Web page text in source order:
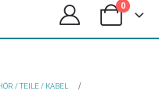
0
/ TEILE / KABEL